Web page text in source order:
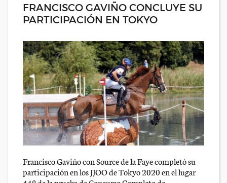
FRANCISCO GAVIÑO CONCLUYE SU
PARTICIPACIÓN EN TOKYO
Francisco Gaviño con Source de la Faye completó su
participación en los JJOO de Tokyo 2020 en el lugar